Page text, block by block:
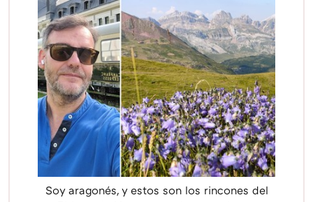
Soy aragonés, y estos son los rincones del